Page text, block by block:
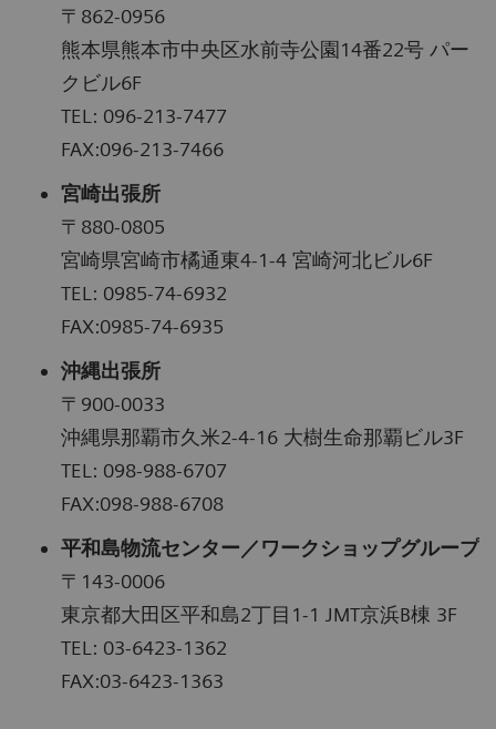
〒862-0956
熊本県熊本市中央区水前寺公園14番22号 パー
クビル6F
TEL: 096-213-7477
FAX:096-213-7466
宮崎出張所
〒880-0805
宮崎県宮崎市橘通東4-1-4 宮崎河北ビル6F
TEL: 0985-74-6932
FAX:0985-74-6935
沖縄出張所
〒900-0033
沖縄県那覇市久米2-4-16 大樹生命那覇ビル3F
TEL: 098-988-6707
FAX:098-988-6708
平和島物流センター／ワークショップグループ
〒143-0006
東京都大田区平和島2丁目1-1 JMT京浜B棟 3F
TEL: 03-6423-1362
FAX:03-6423-1363